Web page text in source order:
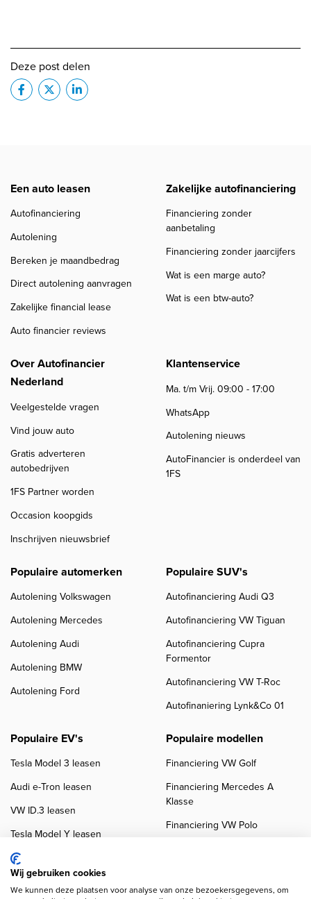
Deze post delen
Een auto leasen
Autofinanciering
Autolening
Bereken je maandbedrag
Direct autolening aanvragen
Zakelijke financial lease
Auto financier reviews
Zakelijke autofinanciering
Financiering zonder
aanbetaling
Financiering zonder jaarcijfers
Wat is een marge auto?
Wat is een btw-auto?
Over Autofinancier
Nederland
Veelgestelde vragen
Vind jouw auto
Gratis adverteren
autobedrijven
1FS Partner worden
Occasion koopgids
Inschrijven nieuwsbrief
Klantenservice
Ma. t/m Vrij. 09:00 - 17:00
WhatsApp
Autolening nieuws
AutoFinancier is onderdeel van
1FS
Populaire automerken
Autolening Volkswagen
Autolening Mercedes
Autolening Audi
Autolening BMW
Autolening Ford
Populaire SUV's
Autofinanciering Audi Q3
Autofinanciering VW Tiguan
Autofinanciering Cupra
Formentor
Autofinanciering VW T-Roc
Autofinaniering Lynk&Co 01
Populaire EV's
Tesla Model 3 leasen
Audi e-Tron leasen
VW ID.3 leasen
Tesla Model Y leasen
VW ID.4 leasen
Populaire modellen
Financiering VW Golf
Financiering Mercedes A
Klasse
Financiering VW Polo
Wij gebruiken cookies
We kunnen deze plaatsen voor analyse van onze bezoekersgegevens, om